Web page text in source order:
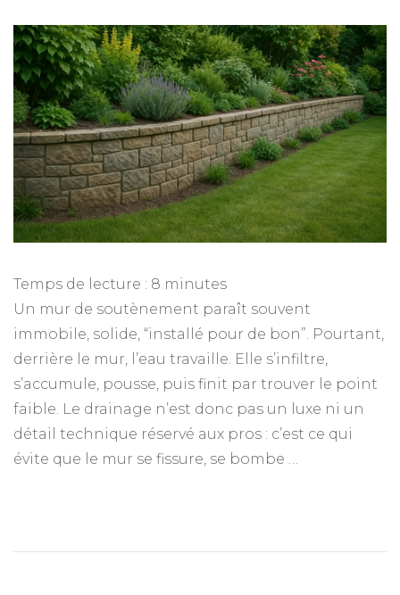
Temps de lecture : 8 minutes
Un mur de soutènement paraît souvent
immobile, solide, “installé pour de bon”. Pourtant,
derrière le mur, l’eau travaille. Elle s’infiltre,
s’accumule, pousse, puis finit par trouver le point
faible. Le drainage n’est donc pas un luxe ni un
détail technique réservé aux pros : c’est ce qui
évite que le mur se fissure, se bombe …